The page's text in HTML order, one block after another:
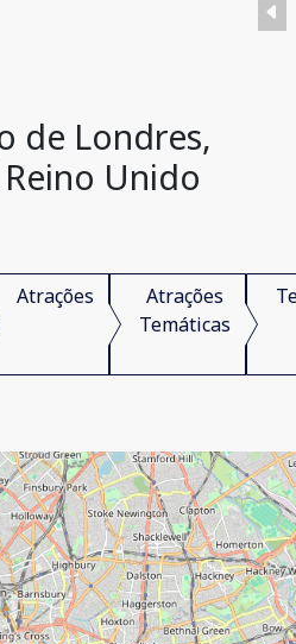
de Londres,
Unido
Atrações
Atrações
Temáticas